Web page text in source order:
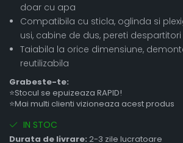
doar cu apa
Compatibila cu sticla, oglinda si
usi, cabine de dus, pereti despartitori
Taiabila la orice dimensiune,
reutilizabila
Grabeste-te:
⭐Stocul se epuizeaza RAPID!
⭐Mai multi clienti vizioneaza acest produs
IN STOC
Durata de livrare: 2-3 zile lucratoare